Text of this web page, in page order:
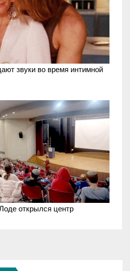
звуки во время интимной
открылся центр